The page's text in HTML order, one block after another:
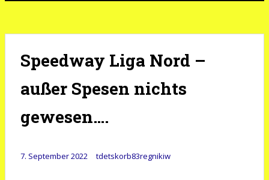
Speedway Liga Nord –
außer Spesen nichts
gewesen….
7. September 2022 tdetskorb83regnikiw